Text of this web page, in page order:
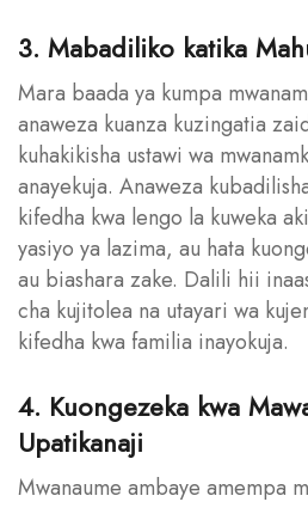
3. Mabadiliko katika
Mara baada ya kumpa
anaweza kuanza kuzingatia
kuhakikisha ustawi wa
anayekuja. Anaweza
kifedha kwa lengo la kuweka
yasiyo ya lazima, au hata
au biashara zake. Dalili hii
cha kujitolea na utayari wa
kifedha kwa familia inayokuja.
4. Kuongezeka kwa
Upatikanaji
Mwanaume ambaye amempa